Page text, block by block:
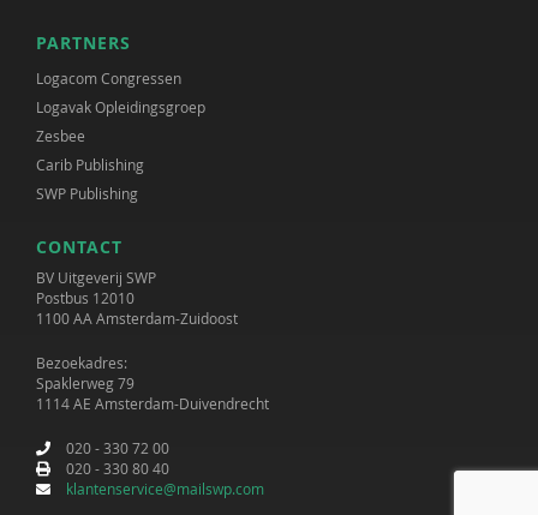
PARTNERS
Logacom Congressen
Logavak Opleidingsgroep
Zesbee
Carib Publishing
SWP Publishing
CONTACT
BV Uitgeverij SWP
Postbus 12010
1100 AA Amsterdam-Zuidoost
Bezoekadres:
Spaklerweg 79
1114 AE Amsterdam-Duivendrecht
020 - 330 72 00
020 - 330 80 40
klantenservice@mailswp.com